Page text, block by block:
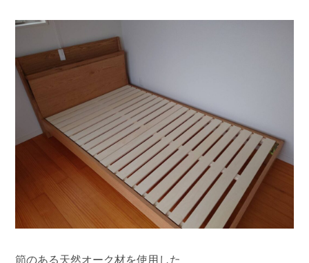
節のある天然オーク材を使用した